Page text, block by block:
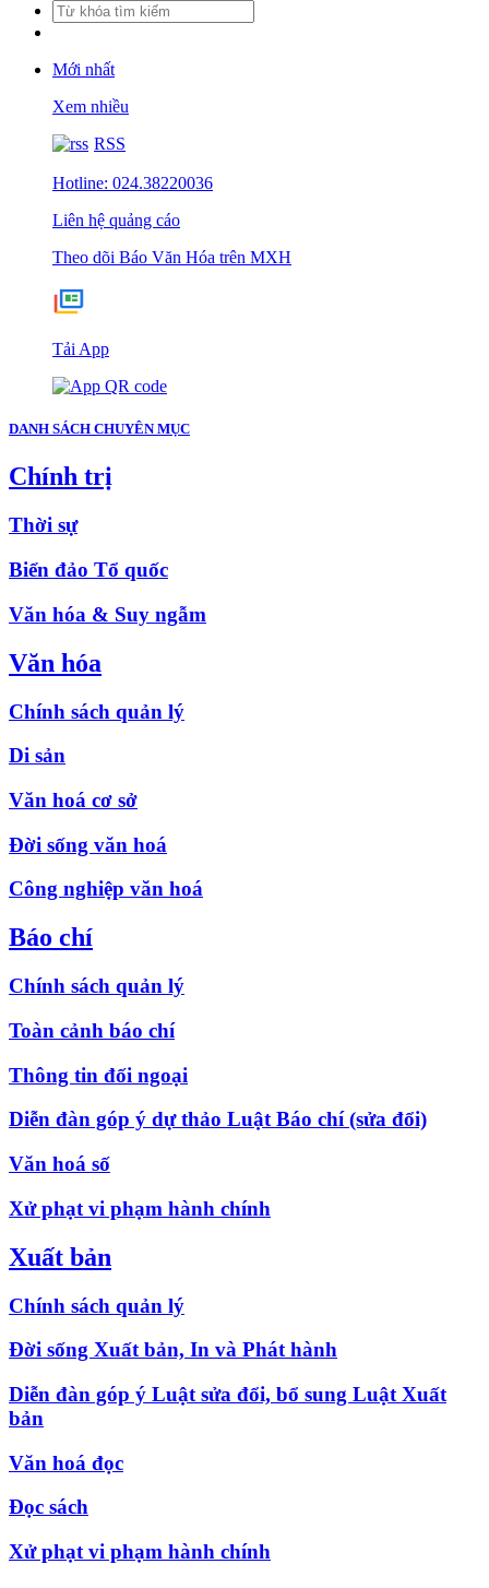
Mới nhất
Xem nhiều
RSS
Hotline: 024.38220036
Liên hệ quảng cáo
Theo dõi Báo Văn Hóa trên MXH
Tải App
DANH SÁCH CHUYÊN MỤC
Chính trị
Thời sự
Biển đảo Tổ quốc
Văn hóa & Suy ngẫm
Văn hóa
Chính sách quản lý
Di sản
Văn hoá cơ sở
Đời sống văn hoá
Công nghiệp văn hoá
Báo chí
Chính sách quản lý
Toàn cảnh báo chí
Thông tin đối ngoại
Diễn đàn góp ý dự thảo Luật Báo chí (sửa đổi)
Văn hoá số
Xử phạt vi phạm hành chính
Xuất bản
Chính sách quản lý
Đời sống Xuất bản, In và Phát hành
Diễn đàn góp ý Luật sửa đổi, bổ sung Luật Xuất
bản
Văn hoá đọc
Đọc sách
Xử phạt vi phạm hành chính